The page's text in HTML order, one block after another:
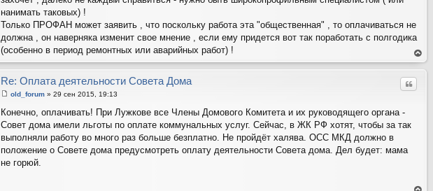
нанимать таковых) !
Только ПРОФАН может заявить , что поскольку работа эта "общественная" , то оплачиваться не
должна , он наверняка изменит свое мнение , если ему придется вот так поработать с полгодика
(особенно в период ремонтных или аварийных работ) !
на
Re: Оплата деятельности Совета Дома
о
о
б
щ
е
н
и
е
old_forum » 29 сен 2015, 19:13
Конечно, оплачивать! При Лужкове все Члены Домового Комитета и их руководящего органа -
Совет дома имели льготы по оплате коммунальных услуг. Сейчас, в ЖК РФ хотят, чтобы за так
выполняли работу во много раз больше безплатно. Не пройдёт халява. ОСС МКД должно в
положение о Совете дома предусмотреть оплату деятельности Совета дома. Дел будет: мама
не горюй.